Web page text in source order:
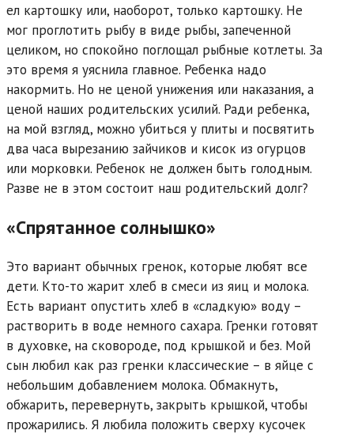
ел картошку или, наоборот, только картошку. Не
мог проглотить рыбу в виде рыбы, запеченной
целиком, но спокойно поглощал рыбные котлеты. За
это время я уяснила главное. Ребенка надо
накормить. Но не ценой унижения или наказания, а
ценой наших родительских усилий. Ради ребенка,
на мой взгляд, можно убиться у плиты и посвятить
два часа вырезанию зайчиков и кисок из огурцов
или морковки. Ребенок не должен быть голодным.
Разве не в этом состоит наш родительский долг?
«Спрятанное солнышко»
Это вариант обычных гренок, которые любят все
дети. Кто-то жарит хлеб в смеси из яиц и молока.
Есть вариант опустить хлеб в «сладкую» воду –
растворить в воде немного сахара. Гренки готовят
в духовке, на сковороде, под крышкой и без. Мой
сын любил как раз гренки классические – в яйце с
небольшим добавлением молока. Обмакнуть,
обжарить, перевернуть, закрыть крышкой, чтобы
прожарились. Я любила положить сверху кусочек